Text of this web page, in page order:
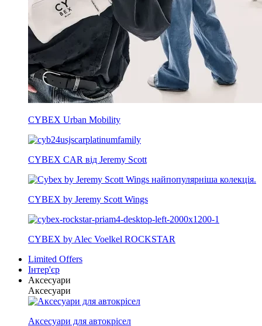
CYBEX Urban Mobility
CYBEX CAR від Jeremy Scott
CYBEX by Jeremy Scott Wings
CYBEX by Alec Voelkel ROCKSTAR
Limited Offers
Інтер'єр
Аксесуари
Аксесуари
Аксесуари для автокрісел